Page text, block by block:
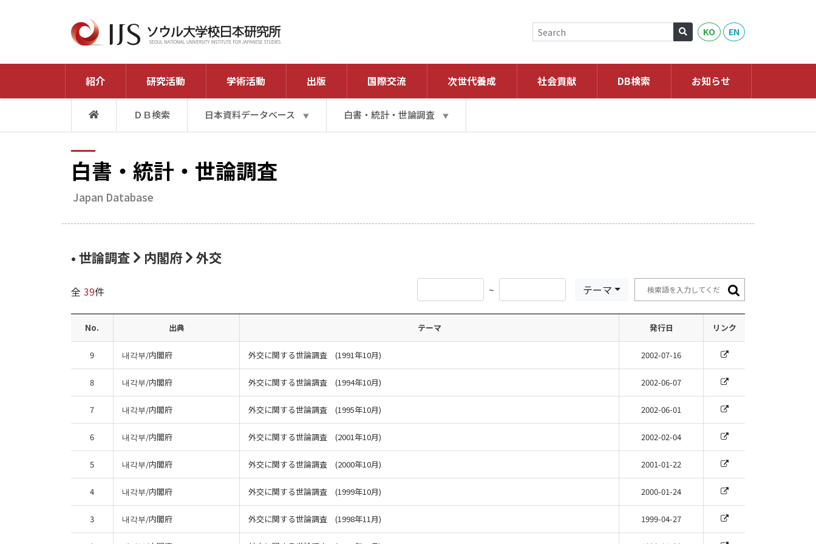
KO EN
紹介 研究活動 学術活動 出版 国際交流 次世代養成 社会貢献 DB検索 お知らせ
ＤＢ検索 日本資料データベース ▼ 白書・統計・世論調査 ▼
白書・統計・世論調査
Japan Database
• 世論調査 内閣府 外交
全 39件 ~ テーマ
No. 出典 テーマ 発行日 リンク
9 내각부/内閣府 外交に関する世論調査 (1991年10月) 2002-07-16
8 내각부/内閣府 外交に関する世論調査 (1994年10月) 2002-06-07
7 내각부/内閣府 外交に関する世論調査 (1995年10月) 2002-06-01
6 내각부/内閣府 外交に関する世論調査 (2001年10月) 2002-02-04
5 내각부/内閣府 外交に関する世論調査 (2000年10月) 2001-01-22
4 내각부/内閣府 外交に関する世論調査 (1999年10月) 2000-01-24
3 내각부/内閣府 外交に関する世論調査 (1998年11月) 1999-04-27